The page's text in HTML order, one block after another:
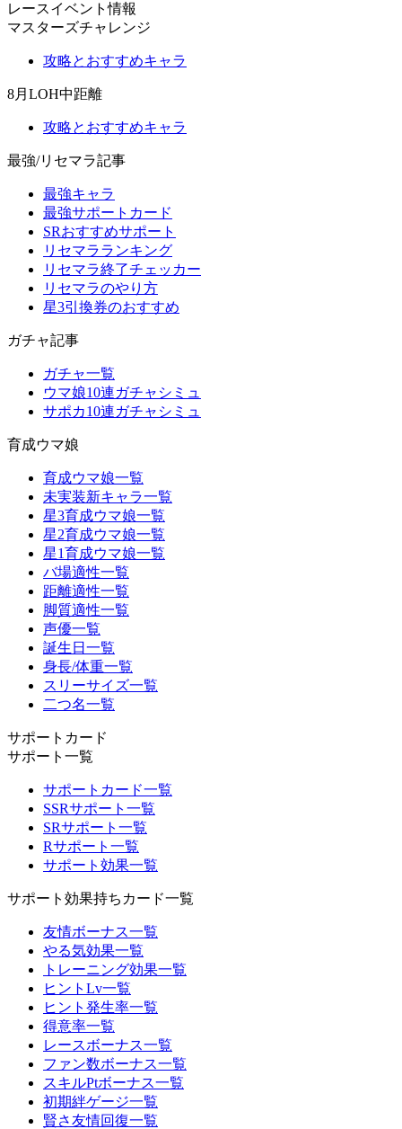
レースイベント情報
マスターズチャレンジ
攻略とおすすめキャラ
8月LOH中距離
攻略とおすすめキャラ
最強/リセマラ記事
最強キャラ
最強サポートカード
SRおすすめサポート
リセマラランキング
リセマラ終了チェッカー
リセマラのやり方
星3引換券のおすすめ
ガチャ記事
ガチャ一覧
ウマ娘10連ガチャシミュ
サポカ10連ガチャシミュ
育成ウマ娘
育成ウマ娘一覧
未実装新キャラ一覧
星3育成ウマ娘一覧
星2育成ウマ娘一覧
星1育成ウマ娘一覧
バ場適性一覧
距離適性一覧
脚質適性一覧
声優一覧
誕生日一覧
身長/体重一覧
スリーサイズ一覧
二つ名一覧
サポートカード
サポート一覧
サポートカード一覧
SSRサポート一覧
SRサポート一覧
Rサポート一覧
サポート効果一覧
サポート効果持ちカード一覧
友情ボーナス一覧
やる気効果一覧
トレーニング効果一覧
ヒントLv一覧
ヒント発生率一覧
得意率一覧
レースボーナス一覧
ファン数ボーナス一覧
スキルPtボーナス一覧
初期絆ゲージ一覧
賢さ友情回復一覧